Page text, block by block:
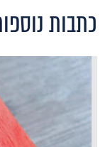
כתבות